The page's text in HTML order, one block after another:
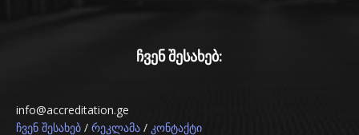
ჩვენ შესახებ:
info@accreditation.ge
ჩვენ შესახებ / რეკლამა / კონტაქტი